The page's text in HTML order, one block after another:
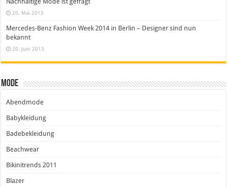
20. Mai 2013
Mercedes-Benz Fashion Week 2014 in Berlin – Designer sind nun
bekannt
20. Juni 2013
Mode
Abendmode
Babykleidung
Badebekleidung
Beachwear
Bikinitrends 2011
Blazer